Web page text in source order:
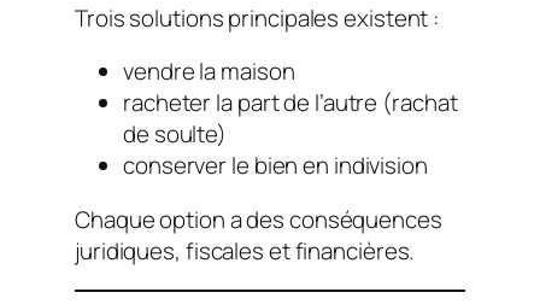
Trois solutions principales existent :
vendre la maison
racheter la part de l’autre (rachat
de soulte)
conserver le bien en indivision
Chaque option a des conséquences
juridiques, fiscales et financières.